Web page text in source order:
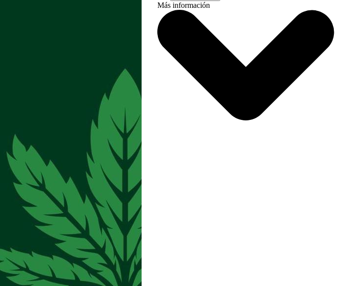
Más información